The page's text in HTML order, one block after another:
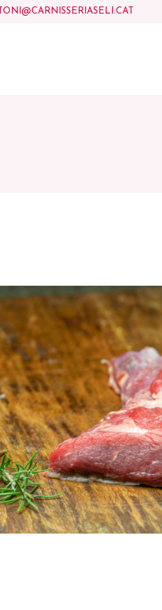
TONI@CARNISSERIASELI.CAT